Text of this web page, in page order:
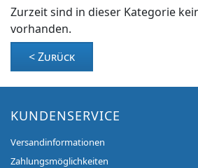
Zurzeit sind in dieser Kategorie
vorhanden.
< Zurück
KUNDENSERVICE
Versandinformationen
Zahlungsmöglichkeiten